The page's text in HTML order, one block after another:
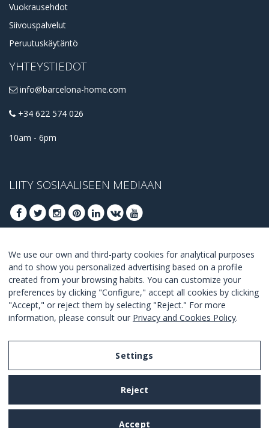
Vuokrausehdot
Siivouspalvelut
Peruutuskäytäntö
YHTEYSTIEDOT
info@barcelona-home.com
+34 622 574 026
10am - 6pm
LIITY SOSIAALISEEN MEDIAAN
LIITY SAADAKSESI PARHAAT TARJOUKSET
LIITY
I Agree with the terms and conditions
We use our own and third-party cookies for analytical purposes
and to show you personalized advertising based on a profile
created from your browsing habits. You can customize your
preferences by clicking "Configure," accept all cookies by clicking
"Accept," or reject them by selecting "Reject." For more
information, please consult our Privacy and Cookies Policy.
Settings
Reject
Accept
Legal Notice
Privacy and Cookies Policy
Terms and Conditions of Use